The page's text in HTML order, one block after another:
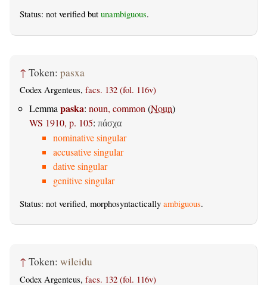
Status: not verified but unambiguous.
↑ Token: pasxa
Codex Argenteus, facs. 132 (fol. 116v)
Lemma paska: noun, common (Noun)
WS 1910, p. 105: πάσχα
nominative singular
accusative singular
dative singular
genitive singular
Status: not verified, morphosyntactically ambiguous.
↑ Token: wileidu
Codex Argenteus, facs. 132 (fol. 116v)